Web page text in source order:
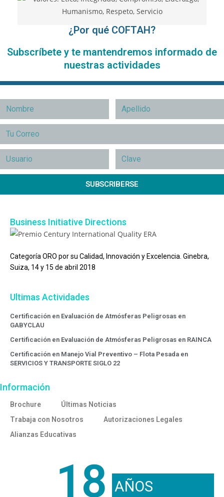
¿Por qué COFTAH?
Subscríbete y te mantendremos informado de
nuestras actividades
SUBSCRIBERSE
Business Initiative Directions
Categoría ORO por su Calidad, Innovación y Excelencia. Ginebra,
Suiza, 14 y 15 de abril 2018
Ultimas Actividades
Certificación en Evaluación de Atmósferas Peligrosas en
GABYCLAU
Certificación en Evaluación de Atmósferas Peligrosas en RAINCA
Certificación en Manejo Vial Preventivo – Flota Pesada en
SERVICIOS Y TRANSPORTE SIGLO 22
Información
Brochure
Últimas Noticias
Trabaja con Nosotros
Autorizaciones Legales
Alianzas Educativas
18 AÑOS